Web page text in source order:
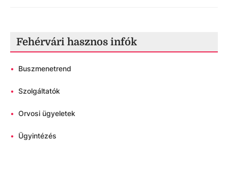
Fehérvári hasznos infók
• Buszmenetrend
• Szolgáltatók
• Orvosi ügyeletek
• Ügyintézés